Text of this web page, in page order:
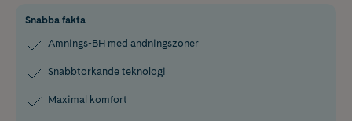
Snabba fakta
Amnings-BH med andningszoner
Snabbtorkande teknologi
Maximal komfort